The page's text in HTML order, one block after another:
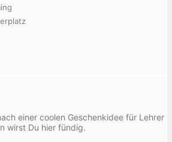
einer coolen Geschenkidee für Lehrer
wirst Du hier fündig.